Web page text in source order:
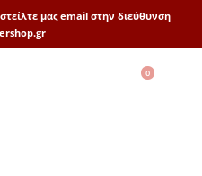
μας email στην διεύθυνση
0